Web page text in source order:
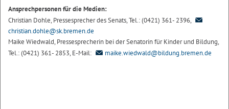
Ansprechpersonen für die Medien:
Christian Dohle, Pressesprecher des Senats, Tel.: (0421) 361- 2396,
christian.dohle@sk.bremen.de
Maike Wiedwald, Pressesprecherin bei der Senatorin für Kinder und Bildung,
Tel.: (0421) 361- 2853, E-Mail:
maike.wiedwald@bildung.bremen.de